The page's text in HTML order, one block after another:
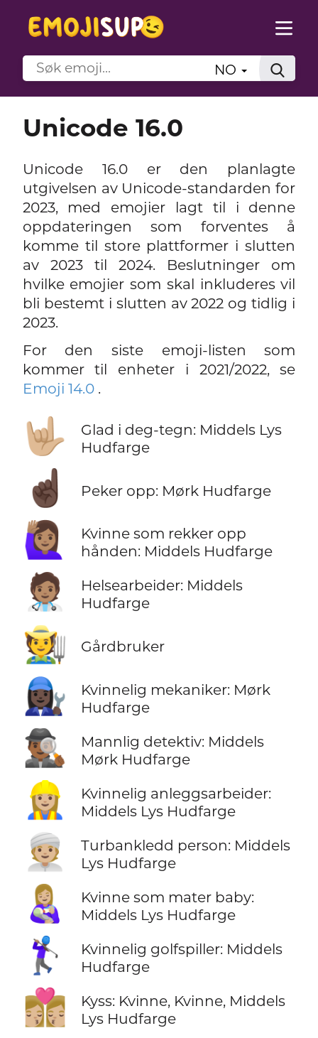
NO
Unicode 16.0
Unicode 16.0 er den planlagte
utgivelsen av Unicode-standarden for
2023, med emojier lagt til i denne
oppdateringen som forventes å
komme til store plattformer i slutten
av 2023 til 2024. Beslutninger om
hvilke emojier som skal inkluderes vil
bli bestemt i slutten av 2022 og tidlig i
2023.
For den siste emoji-listen som
kommer til enheter i 2021/2022, se
Emoji 14.0.
🤟🏼
Glad i deg-tegn: Middels Lys
Hudfarge
☝🏿 Peker opp: Mørk Hudfarge
🙋🏽‍♀️
Kvinne som rekker opp
hånden: Middels Hudfarge
🧑🏽‍⚕️
Helsearbeider: Middels
Hudfarge
🧑‍🌾 Gårdbruker
👩🏿‍🔧
Kvinnelig mekaniker: Mørk
Hudfarge
🕵🏾‍♂️
Mannlig detektiv: Middels
Mørk Hudfarge
👷🏼‍♀️
Kvinnelig anleggsarbeider:
Middels Lys Hudfarge
👳🏼
Turbankledd person: Middels
Lys Hudfarge
👩🏼‍🍼
Kvinne som mater baby:
Middels Lys Hudfarge
🏌🏽‍♀️
Kvinnelig golfspiller: Middels
Hudfarge
👩🏼‍❤️‍💋‍👩🏼
Kyss: Kvinne, Kvinne, Middels
Lys Hudfarge